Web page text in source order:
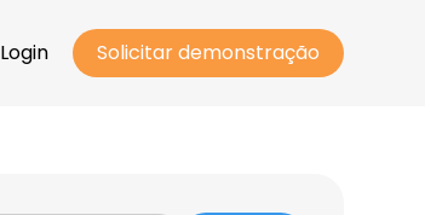
Login Solicitar demonstração